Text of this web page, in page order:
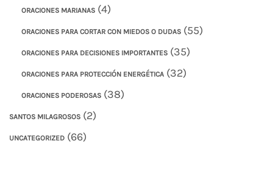
ORACIONES MARIANAS (4)
ORACIONES PARA CORTAR CON MIEDOS O DUDAS (55)
ORACIONES PARA DECISIONES IMPORTANTES (35)
ORACIONES PARA PROTECCIÓN ENERGÉTICA (32)
ORACIONES PODEROSAS (38)
SANTOS MILAGROSOS (2)
UNCATEGORIZED (66)